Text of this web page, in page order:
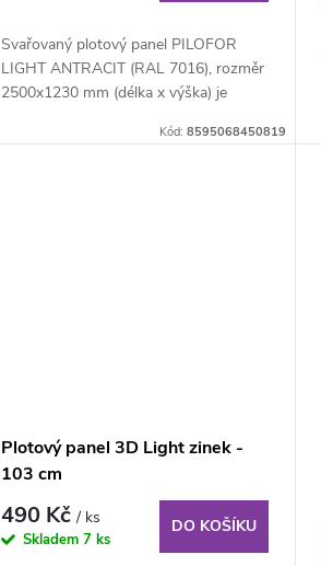
Svařovaný plotový panel PILOFOR
LIGHT ANTRACIT (RAL 7016), rozměr
2500x1230 mm (délka x výška) je
Kód: 8595068450819
Plotový panel 3D Light zinek -
103 cm
490 Kč/ ks
Skladem 7 ks
DO KOŠÍKU